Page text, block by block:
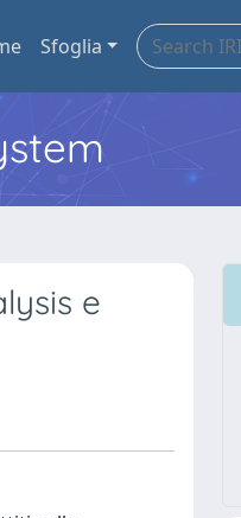
Sfoglia
e